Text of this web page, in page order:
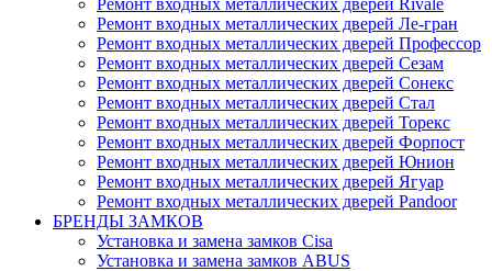
Ремонт входных металлических дверей Rivale
Ремонт входных металлических дверей Ле-гран
Ремонт входных металлических дверей Профессор
Ремонт входных металлических дверей Сезам
Ремонт входных металлических дверей Сонекс
Ремонт входных металлических дверей Стал
Ремонт входных металлических дверей Торекс
Ремонт входных металлических дверей Форпост
Ремонт входных металлических дверей Юнион
Ремонт входных металлических дверей Ягуар
Ремонт входных металлических дверей Pandoor
БРЕНДЫ ЗАМКОВ
Установка и замена замков Cisa
Установка и замена замков ABUS